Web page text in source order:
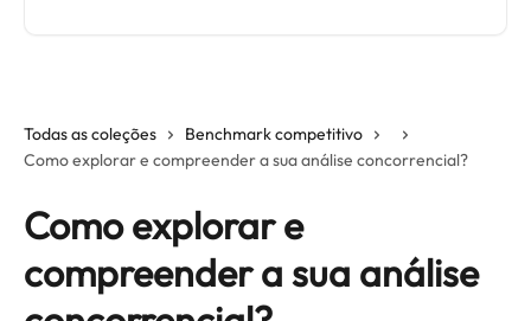
Todas as coleções
Benchmark competitivo
Como explorar e compreender a sua análise concorrencial?
Como explorar e
compreender a sua análise